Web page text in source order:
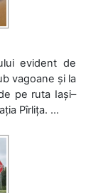
evident de
vagoane și la
pe ruta Iași–
Pîrlița. ...